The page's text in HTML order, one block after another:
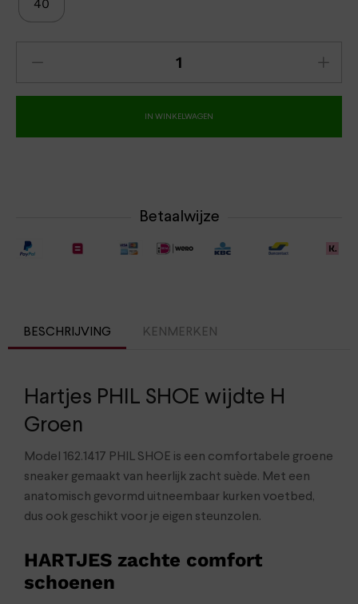
40
IN WINKELWAGEN
Betaalwijze
BESCHRIJVING KENMERKEN
Hartjes PHIL SHOE wijdte H
Groen
Model 162.1417 PHIL SHOE is een comfortabele groene
sneaker gemaakt van heerlijk zacht suède. Met een
anatomisch gevormd uitneembaar kurken voetbed,
dus ook geschikt voor je eigen steunzolen.
HARTJES zachte comfort
schoenen